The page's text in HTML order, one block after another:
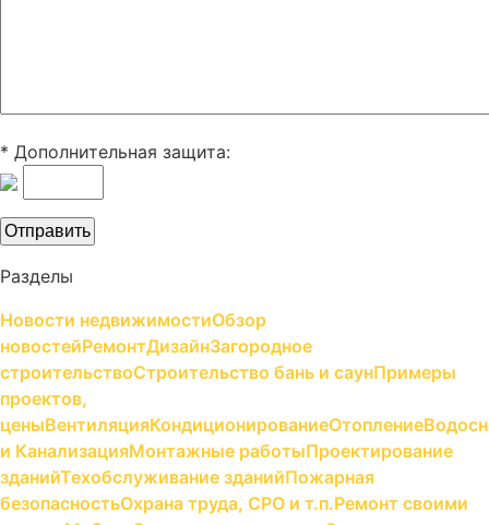
* Дополнительная защита:
Разделы
Новости недвижимостиОбзор
новостейРемонтДизайнЗагородное
строительствоСтроительство бань и саунПримеры
проектов,
ценыВентиляцияКондиционированиеОтопление
и КанализацияМонтажные работыПроектирование
зданийТехобслуживание зданийПожарная
безопасностьОхрана труда, СРО и т.п.Ремонт своими